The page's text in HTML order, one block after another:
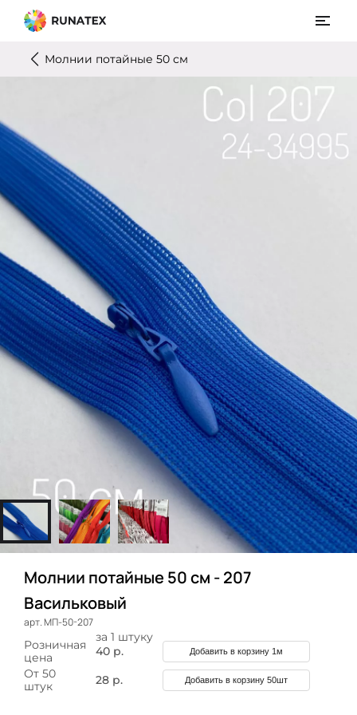
Молнии потайные 50 см
Молнии потайные 50 см - 207
Васильковый
арт. МП-50-207
за 1 штуку
Розничная
цена
40 р. Добавить в корзину 1м
От 50
штук
28 р. Добавить в корзину 50шт